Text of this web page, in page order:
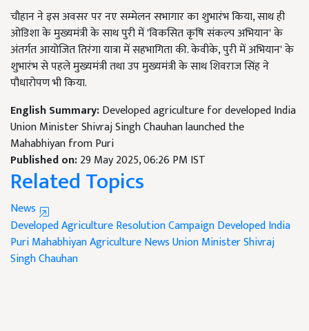
चौहान ने इस अवसर पर नए सम्मेलन सभागार का शुभारंभ किया, साथ ही
ओडिशा के मुख्यमंत्री के साथ पुरी में 'विकसित कृषि संकल्प अभियान' के
अंतर्गत आयोजित तिरंगा यात्रा में सहभागिता की. केवीके, पुरी में अभियान' के
शुभारंभ से पहले मुख्यमंत्री तथा उप मुख्यमंत्री के साथ शिवराज सिंह ने
पौधारोपण भी किया.
English Summary:Developed agriculture for developed India
Union Minister Shivraj Singh Chauhan launched the
Mahabhiyan from Puri
Published on:29 May 2025, 06:26 PM IST
Related Topics
News
Developed Agriculture Resolution CampaignDeveloped India
Puri MahabhiyanAgriculture NewsUnion Minister Shivraj
Singh Chauhan